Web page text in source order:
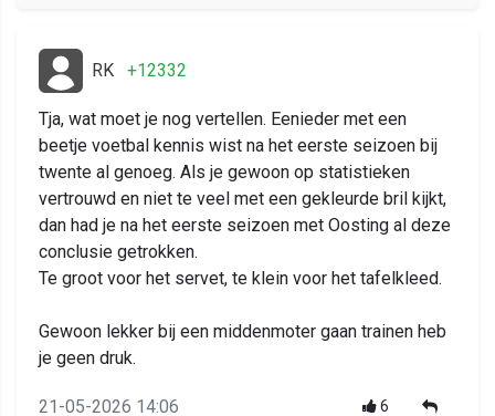
RK +12332
Tja, wat moet je nog vertellen. Eenieder met een
beetje voetbal kennis wist na het eerste seizoen bij
twente al genoeg. Als je gewoon op statistieken
vertrouwd en niet te veel met een gekleurde bril kijkt,
dan had je na het eerste seizoen met Oosting al deze
conclusie getrokken.
Te groot voor het servet, te klein voor het tafelkleed.
Gewoon lekker bij een middenmoter gaan trainen heb
je geen druk.
21-05-2026 14:06 6